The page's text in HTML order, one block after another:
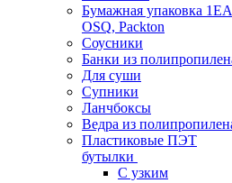
Бумажная упаковка
OSQ, Packton
Соусники
Банки из
Для суши
Супники
Ланчбоксы
Ведра из
Пластиковые ПЭТ
бутылки
С узким